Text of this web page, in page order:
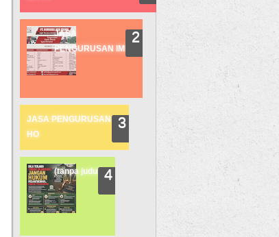
JASA
PENGURUSAN IMB
JASA PENGURUSAN
HO
(tanpa judul)